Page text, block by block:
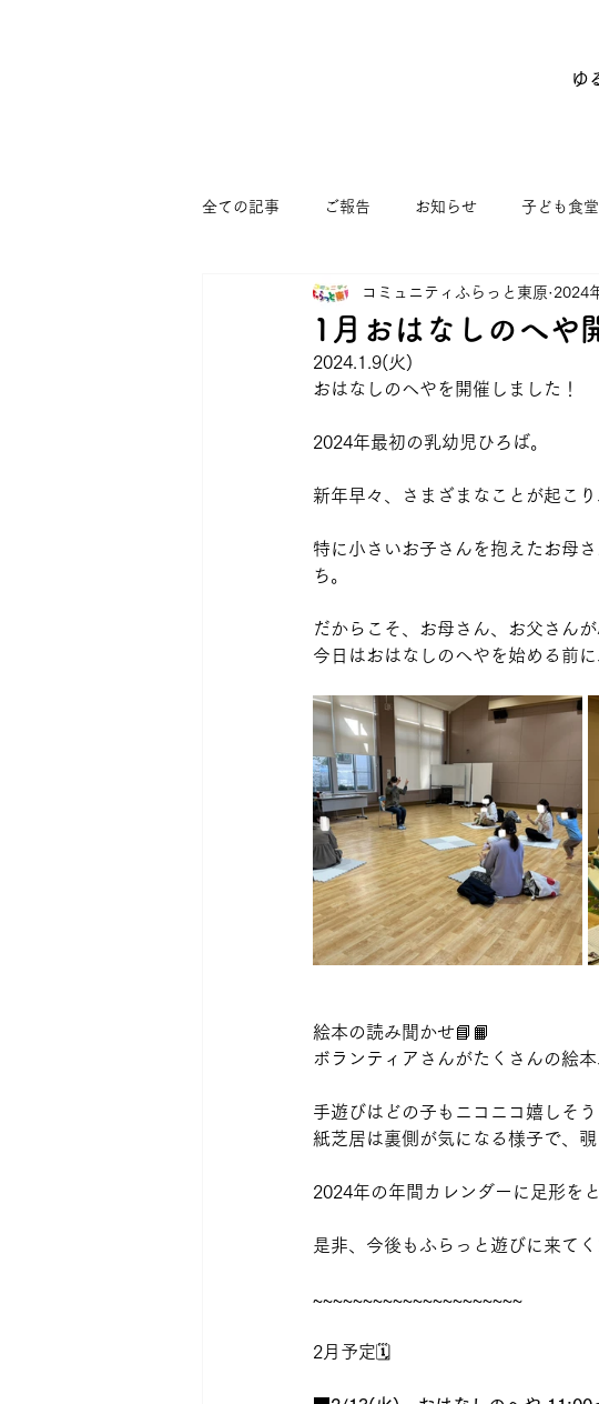
ゆ
全ての記事 ご報告 お知らせ 子ども食堂
まつぼっくりひろば すくすくタイム
ゆうゆう大宮堀ノ内館 コミュニティふらっと
1月おはなしのへや
コミュニティふらっと東原 2024
2024.1.9(火)
おはなしのへやを開催しました！
2024年最初の乳幼児ひろば。
新年早々、さまざまなことが起こ
特に小さいお子さんを抱えたお母
ち。
だからこそ、お母さん、お父さん
今日はおはなしのへやを始める前に
絵本の読み聞かせ📘📙
ボランティアさんがたくさんの絵
手遊びはどの子もニコニコ嬉しそう
紙芝居は裏側が気になる様子で、
2024年の年間カレンダーに足形を
是非、今後もふらっと遊びに来てく
~~~~~~~~~~~~~~~~~~~~~
2月予定🗓️